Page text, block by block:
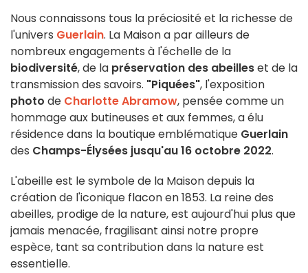
Nous connaissons tous la préciosité et la richesse de
l'univers Guerlain. La Maison a par ailleurs de
nombreux engagements à l'échelle de la
biodiversité, de la préservation des abeilleset de la
transmission des savoirs. "Piquées", l'exposition
photo de Charlotte Abramow, pensée comme un
hommage aux butineuses et aux femmes, a élu
résidence dans la boutique emblématique Guerlain
des Champs-Élysées jusqu'au 16 octobre 2022.
L'abeille est le symbole de la Maison depuis la
création de l'iconique flacon en 1853. La reine des
abeilles, prodige de la nature, est aujourd'hui plus que
jamais menacée, fragilisant ainsi notre propre
espèce, tant sa contribution dans la nature est
essentielle.